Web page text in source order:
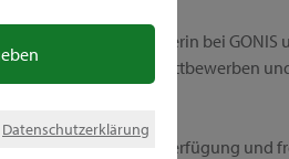
Datenschutzerklärung
Werde Beraterin bei
Incentives, tollen Wettbewerben
gern für Fragen zur Verfügung und